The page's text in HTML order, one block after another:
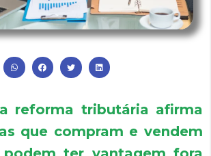
reforma tributária afirma
que compram e vendem